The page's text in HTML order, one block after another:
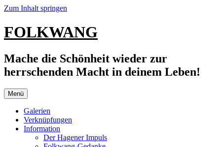
Zum Inhalt springen
FOLKWANG
Mache die Schönheit wieder zur
herrschenden Macht in deinem Leben!
Menü
Galerien
Verknüpfungen
Information
Der Hagener Impuls